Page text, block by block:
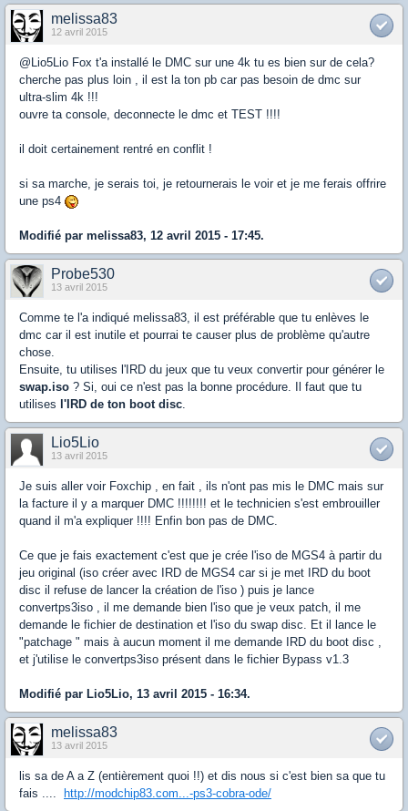
melissa83
12 avril 2015
@Lio5Lio Fox t'a installé le DMC sur une 4k tu es bien sur de cela?
cherche pas plus loin , il est la ton pb car pas besoin de dmc sur
ultra-slim 4k !!!
ouvre ta console, deconnecte le dmc et TEST !!!!
il doit certainement rentré en conflit !
si sa marche, je serais toi, je retournerais le voir et je me ferais offrire
une ps4
Modifié par melissa83, 12 avril 2015 - 17:45.
Probe530
13 avril 2015
Comme te l'a indiqué melissa83, il est préférable que tu enlèves le
dmc car il est inutile et pourrai te causer plus de problème qu'autre
chose.
Ensuite, tu utilises l'IRD du jeux que tu veux convertir pour générer le
swap.iso ? Si, oui ce n'est pas la bonne procédure. Il faut que tu
utilises l'IRD de ton boot disc.
Lio5Lio
13 avril 2015
Je suis aller voir Foxchip , en fait , ils n'ont pas mis le DMC mais sur
la facture il y a marquer DMC !!!!!!!! et le technicien s'est embrouiller
quand il m'a expliquer !!!! Enfin bon pas de DMC.
Ce que je fais exactement c'est que je crée l'iso de MGS4 à partir du
jeu original (iso créer avec IRD de MGS4 car si je met IRD du boot
disc il refuse de lancer la création de l'iso ) puis je lance
convertps3iso , il me demande bien l'iso que je veux patch, il me
demande le fichier de destination et l'iso du swap disc. Et il lance le
"patchage " mais à aucun moment il me demande IRD du boot disc ,
et j'utilise le convertps3iso présent dans le fichier Bypass v1.3
Modifié par Lio5Lio, 13 avril 2015 - 16:34.
melissa83
13 avril 2015
lis sa de A a Z (entièrement quoi !!) et dis nous si c'est bien sa que tu
fais ....
http://modchip83.com...-ps3-cobra-ode/